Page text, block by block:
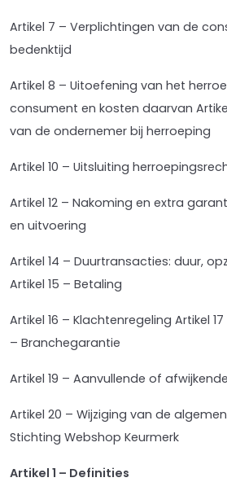
Artikel 7 – Verplichtingen van de
bedenktijd
Artikel 8 – Uitoefening van het
consument en kosten daarvan
van de ondernemer bij herroeping
Artikel 10 – Uitsluiting
Artikel 12 – Nakoming en extra
en uitvoering
Artikel 14 – Duurtransacties: duur,
Artikel 15 – Betaling
Artikel 16 – Klachtenregeling Artikel
– Branchegarantie
Artikel 19 – Aanvullende of
Artikel 20 – Wijziging van de
Stichting Webshop Keurmerk
Artikel 1 – Definities